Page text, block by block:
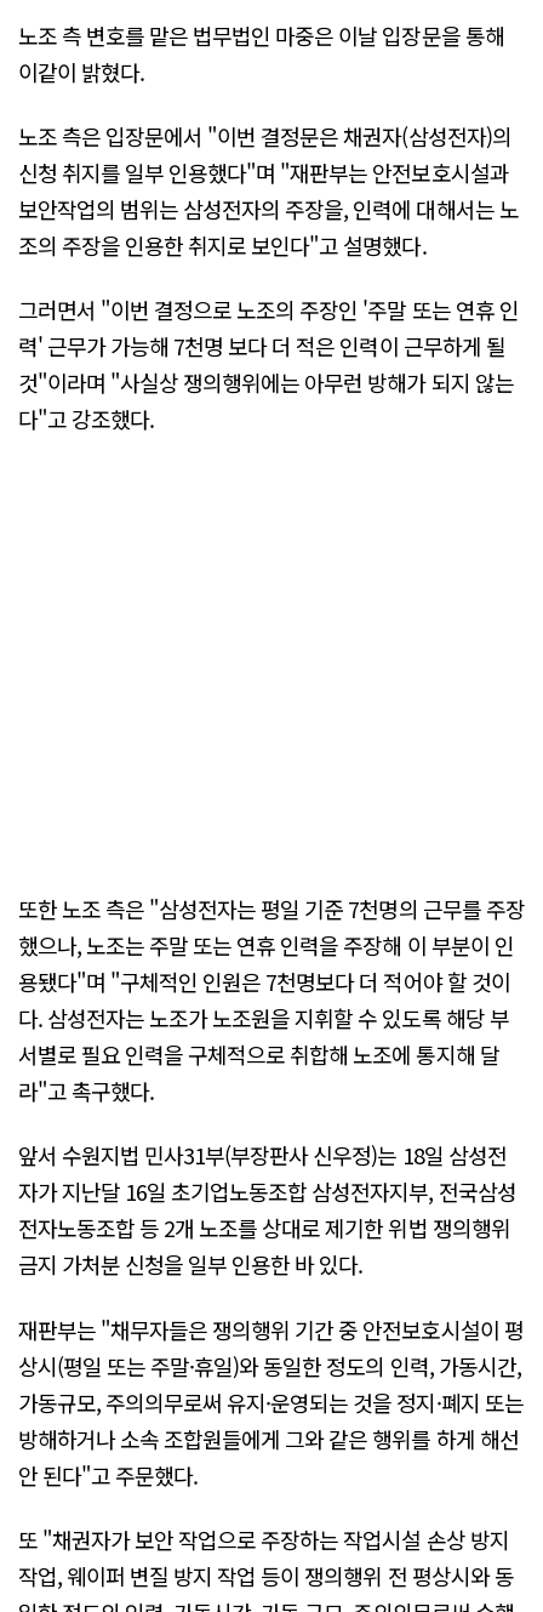
노조 측 변호를 맡은 법무법인 마중은 이날 입장문을 통해
이같이 밝혔다.
노조 측은 입장문에서 "이번 결정문은 채권자(삼성전자)의
신청 취지를 일부 인용했다"며 "재판부는 안전보호시설과
보안작업의 범위는 삼성전자의 주장을, 인력에 대해서는 노
조의 주장을 인용한 취지로 보인다"고 설명했다.
그러면서 "이번 결정으로 노조의 주장인 '주말 또는 연휴 인
력' 근무가 가능해 7천명 보다 더 적은 인력이 근무하게 될
것"이라며 "사실상 쟁의행위에는 아무런 방해가 되지 않는
다"고 강조했다.
또한 노조 측은 "삼성전자는 평일 기준 7천명의 근무를 주장
했으나, 노조는 주말 또는 연휴 인력을 주장해 이 부분이 인
용됐다"며 "구체적인 인원은 7천명보다 더 적어야 할 것이
다. 삼성전자는 노조가 노조원을 지휘할 수 있도록 해당 부
서별로 필요 인력을 구체적으로 취합해 노조에 통지해 달
라"고 촉구했다.
앞서 수원지법 민사31부(부장판사 신우정)는 18일 삼성전
자가 지난달 16일 초기업노동조합 삼성전자지부, 전국삼성
전자노동조합 등 2개 노조를 상대로 제기한 위법 쟁의행위
금지 가처분 신청을 일부 인용한 바 있다.
재판부는 "채무자들은 쟁의행위 기간 중 안전보호시설이 평
상시(평일 또는 주말·휴일)와 동일한 정도의 인력, 가동시간,
가동규모, 주의의무로써 유지·운영되는 것을 정지·폐지 또는
방해하거나 소속 조합원들에게 그와 같은 행위를 하게 해선
안 된다"고 주문했다.
또 "채권자가 보안 작업으로 주장하는 작업시설 손상 방지
작업, 웨이퍼 변질 방지 작업 등이 쟁의행위 전 평상시와 동